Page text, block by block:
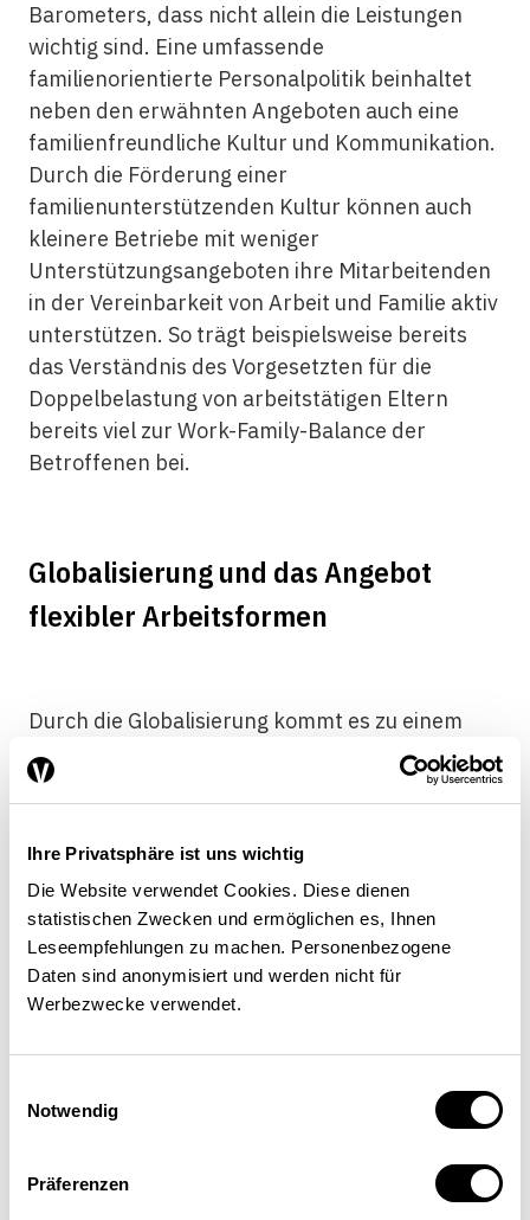
Ihre Privatsphäre ist uns wichtig
Die Website verwendet Cookies. Diese dienen
statistischen Zwecken und ermöglichen es, Ihnen
Leseempfehlungen zu machen. Personenbezogene
Daten sind anonymisiert und werden nicht für
Werbezwecke verwendet.
Notwendig
Präferenzen
Barometers, dass nicht allein die Leistungen
wichtig sind. Eine umfassende
familienorientierte Personalpolitik beinhaltet
neben den erwähnten Angeboten auch eine
familienfreundliche Kultur und Kommunikation.
Durch die Förderung einer
familienunterstützenden Kultur können auch
kleinere Betriebe mit weniger
Unterstützungsangeboten ihre Mitarbeitenden
in der Vereinbarkeit von Arbeit und Familie aktiv
unterstützen. So trägt beispielsweise bereits
das Verständnis des Vorgesetzten für die
Doppelbelastung von arbeitstätigen Eltern
bereits viel zur Work-Family-Balance der
Betroffenen bei.
Globalisierung und das Angebot
flexibler Arbeitsformen
Durch die Globalisierung kommt es zu einem
strukturellen Wandel auf dem Arbeitsmarkt
und zu einem erhöhten Bedarf an
fordern von ihren Arbeitnehmenden
geografische Mobilität und
Anpassungsfähigkeit, damit sie dem
internationalen Wettbewerb auf dem
schnelllebigen globalen Wirtschaftsmarkt
gerecht werden können. Arbeitnehmende
entsprechende Rahmenbedingungen schafft;
flexible Arbeitsformen sind dabei ein wichtiges
Hilfsinstrument. Unabhängig vom Einfluss der
Globalisierung spielen bei der Arbeitsflexibilität